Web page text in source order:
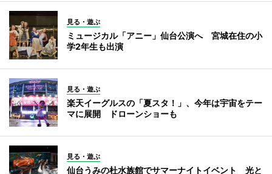
見る・遊ぶ
ミュージカル「アニー」仙台公演へ 宮城在住の小
学2年生も出演
見る・遊ぶ
楽天イーグルスの「夏スタ！」、今年は宇宙をテー
マに展開 ドローンショーも
見る・遊ぶ
仙台うみの杜水族館でサマーナイトイベント 光と